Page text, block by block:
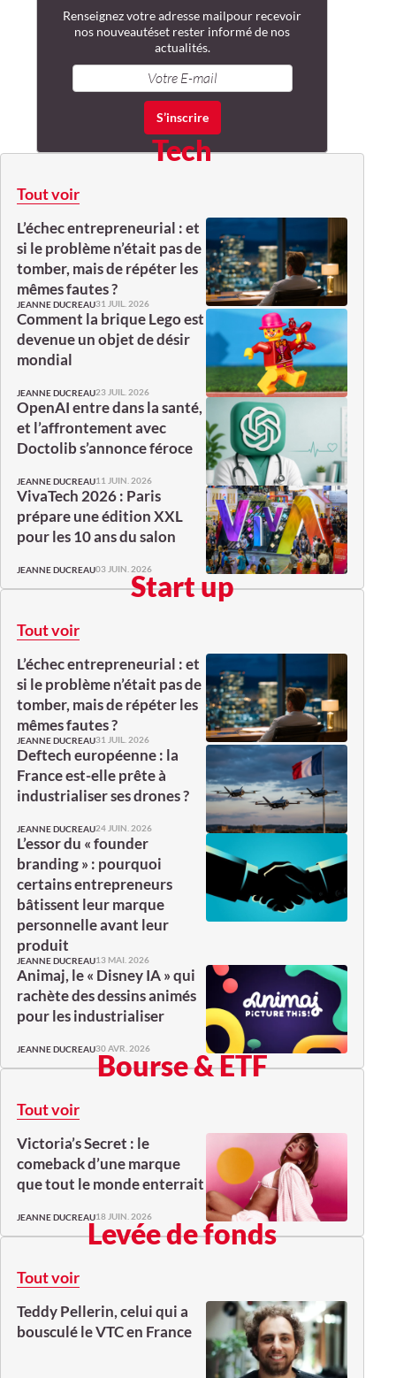
Renseignez votre adresse mailpour recevoir
nos nouveautéset rester informé de nos
actualités.
Tech
Tout voir
L’échec entrepreneurial : et
si le problème n’était pas de
tomber, mais de répéter les
mêmes fautes ?
JEANNE DUCREAU31 JUIL. 2026
Comment la brique Lego est
devenue un objet de désir
mondial
JEANNE DUCREAU23 JUIL. 2026
OpenAI entre dans la santé,
et l’affrontement avec
Doctolib s’annonce féroce
JEANNE DUCREAU11 JUIN. 2026
VivaTech 2026 : Paris
prépare une édition XXL
pour les 10 ans du salon
JEANNE DUCREAU03 JUIN. 2026Start up
Tout voir
L’échec entrepreneurial : et
si le problème n’était pas de
tomber, mais de répéter les
mêmes fautes ?
JEANNE DUCREAU31 JUIL. 2026
Deftech européenne : la
France est-elle prête à
industrialiser ses drones ?
JEANNE DUCREAU24 JUIN. 2026
L’essor du « founder
branding » : pourquoi
certains entrepreneurs
bâtissent leur marque
personnelle avant leur
produit
JEANNE DUCREAU13 MAI. 2026
Animaj, le « Disney IA » qui
rachète des dessins animés
pour les industrialiser
JEANNE DUCREAU30 AVR. 2026
Bourse & ETF
Tout voir
Victoria’s Secret : le
comeback d’une marque
que tout le monde enterrait
JEANNE DUCREAU18 JUIN. 2026
Levée de fonds
Tout voir
Teddy Pellerin, celui qui a
bousculé le VTC en France